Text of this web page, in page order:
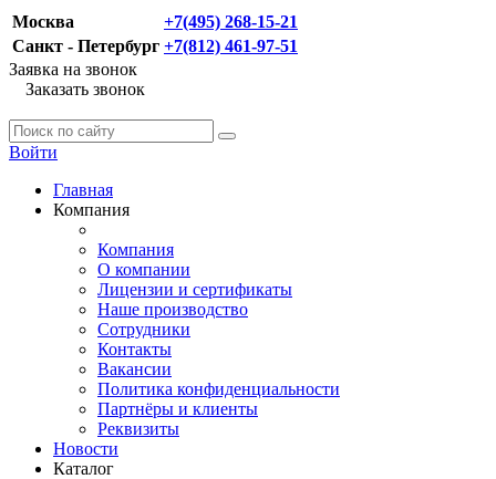
Москва
+7(495) 268-15-21
Санкт - Петербург +7(812) 461-97-51
Заявка на звонок
Заказать звонок
Войти
Главная
Компания
Компания
О компании
Лицензии и сертификаты
Наше производство
Сотрудники
Контакты
Вакансии
Политика конфиденциальности
Партнёры и клиенты
Реквизиты
Новости
Каталог